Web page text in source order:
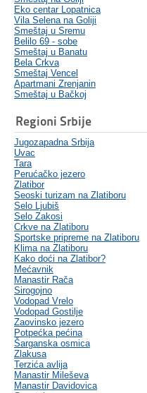
Eko centar Lopatnica
Vila Selena na Goliji
Smeštaj u Sremu
Belilo 69 - sobe
Smeštaj u Banatu
Bela Crkva
Smeštaj Vencel
Apartmani Zrenjanin
Smeštaj u Bačkoj
Regioni Srbije
Jugozapadna Srbija
Uvac
Tara
Perućačko jezero
Zlatibor
Seoski turizam na Zlatiboru
Selo Ljubiš
Selo Zakosi
Crkve na Zlatiboru
Sportske pripreme na Zlatiboru
Klima na Zlatiboru
Kako doći na Zlatibor?
Mećavnik
Manastir Rača
Sirogojno
Vodopad Vrelo
Vodopad Gostilje
Zaovinsko jezero
Potpećka pećina
Šarganska osmica
Zlakusa
Terzića avlija
Manastir Mileševa
Manastir Davidovica